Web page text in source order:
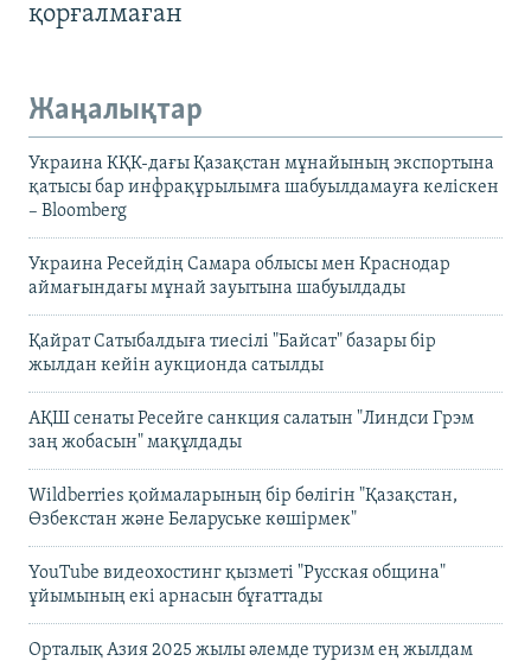
қорғалмаған
Жаңалықтар
Украина КҚК-дағы Қазақстан мұнайының экспортына
қатысы бар инфрақұрылымға шабуылдамауға келіскен
– Bloomberg
Украина Ресейдің Самара облысы мен Краснодар
аймағындағы мұнай зауытына шабуылдады
Қайрат Сатыбалдыға тиесілі "Байсат" базары бір
жылдан кейін аукционда сатылды
АҚШ сенаты Ресейге санкция салатын "Линдси Грэм
заң жобасын" мақұлдады
Wildberries қоймаларының бір бөлігін "Қазақстан,
Өзбекстан және Беларуське көшірмек"
YouTube видеохостинг қызметі "Русская община"
ұйымының екі арнасын бұғаттады
Орталық Азия 2025 жылы әлемде туризм ең жылдам